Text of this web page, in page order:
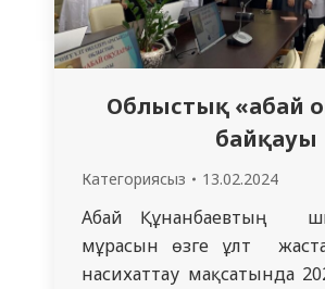
Облыстық «абай
байқауы
Категориясыз 13.02.2024
Абай Құнанбаевтың
мұрасын өзге ұлт
насихаттау мақсатында